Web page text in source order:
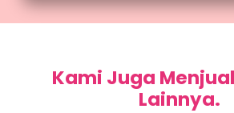
Kami Juga
Lainnya.